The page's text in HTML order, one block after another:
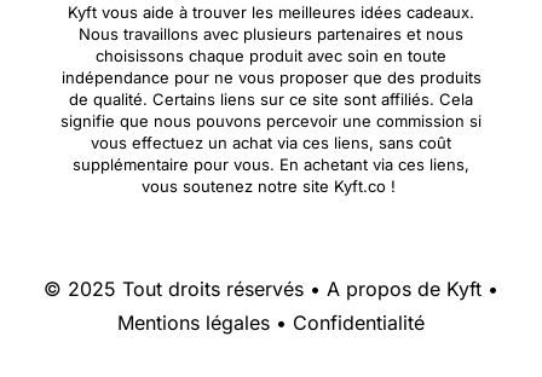
Kyft vous aide à trouver les meilleures idées cadeaux.
Nous travaillons avec plusieurs partenaires et nous
choisissons chaque produit avec soin en toute
indépendance pour ne vous proposer que des produits
de qualité. Certains liens sur ce site sont affiliés. Cela
signifie que nous pouvons percevoir une commission si
vous effectuez un achat via ces liens, sans coût
supplémentaire pour vous. En achetant via ces liens,
vous soutenez notre site Kyft.co !
© 2025 Tout droits réservés • A propos de Kyft •
Mentions légales • Confidentialité